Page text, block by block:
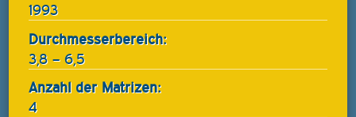
1993
Durchmesserbereich:
3,8 – 6,5
Anzahl der Matrizen:
4